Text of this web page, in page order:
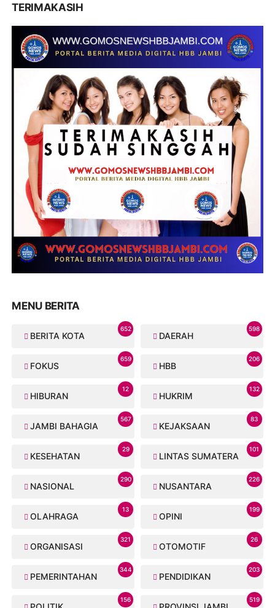
TERIMAKASIH
MENU BERITA
BERITA KOTA
652
DAERAH
598
FOKUS
659
HBB
206
HIBURAN
12
HUKRIM
132
JAMBI BAHAGIA
567
KEJAKSAAN
83
KESEHATAN
29
LINTAS SUMATERA
101
NASIONAL
290
NUSANTARA
226
OLAHRAGA
13
OPINI
199
ORGANISASI
321
OTOMOTIF
26
PEMERINTAHAN
344
PENDIDIKAN
203
156 519